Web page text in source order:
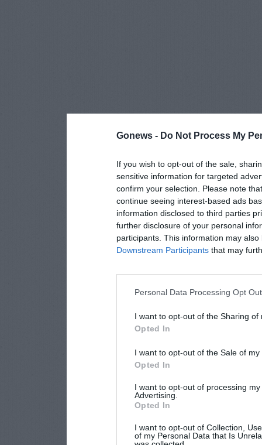
Gonews - Do Not Process My
If you wish to opt-out of the sale,
sensitive information for targeted
confirm your selection. Please note
continue seeing interest-based ads
information disclosed to third parties
further disclosure of your personal
participants. This information may
Downstream Participants that may
Personal Data Processing Opt
I want to opt-out of the Sharing of
Opted In
I want to opt-out of the Sale of
Opted In
I want to opt-out of processing
Advertising.
Opted In
I want to opt-out of Collection,
of my Personal Data that Is